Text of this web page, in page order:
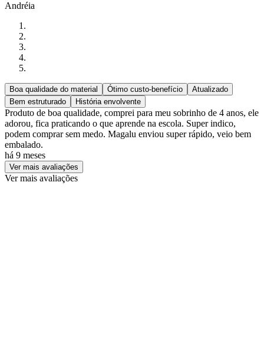
Andréia
Boa qualidade do material Ótimo custo-benefício
Atualizado
Bem estruturado
História envolvente
Produto de boa qualidade, comprei para meu sobrinho de 4 anos, ele
adorou, fica praticando o que aprende na escola. Super indico,
podem comprar sem medo. Magalu enviou super rápido, veio bem
embalado.
há 9 meses
Ver mais avaliações
Ver mais avaliações